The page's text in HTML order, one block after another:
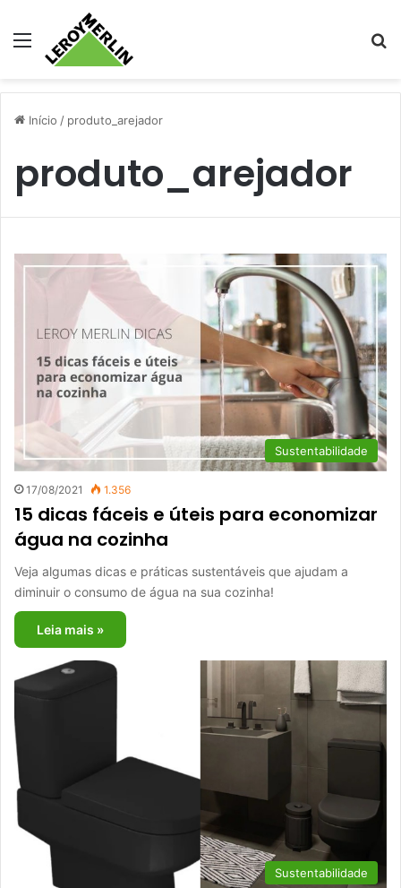
Menu
Início / produto_arejador
produto_arejador
Sustentabilidade
17/08/2021 1.356
15 dicas fáceis e úteis para economizar
água na cozinha
Veja algumas dicas e práticas sustentáveis que ajudam a
diminuir o consumo de água na sua cozinha!
Leia mais »
Sustentabilidade